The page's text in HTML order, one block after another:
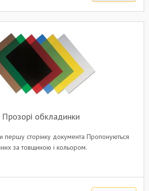
Прозорі обкладинки
першу сторінку документа Пропонуються
за товщиною і кольором.